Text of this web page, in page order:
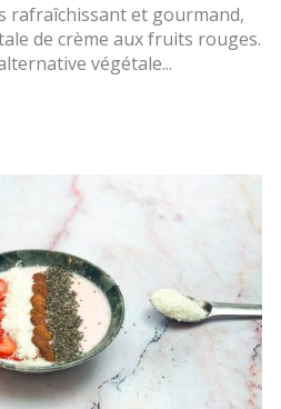
rafraîchissant et gourmand,
de crème aux fruits rouges.
végétale...